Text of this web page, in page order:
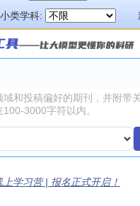
小类学科:
学习营 | 报名正式开启！